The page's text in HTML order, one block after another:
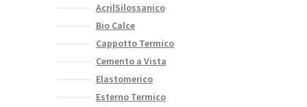
AcrilSilossanico
Bio Calce
Cappotto Termico
Cemento a Vista
Elastomerico
Esterno Termico